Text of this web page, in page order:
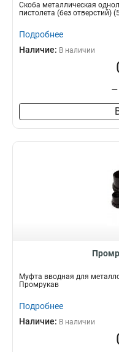
Скоба металлическая
пистолета (без отверстий)
Подробнее
Наличие: В наличии
–
Муфта вводная для
Промрукав
Подробнее
Наличие: В наличии